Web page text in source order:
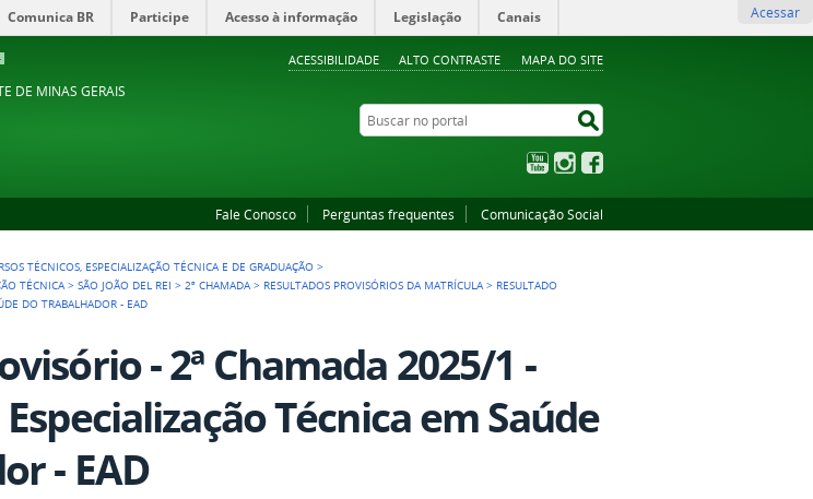
ACESSIBILIDADE ALTO CONTRASTE MAPA DO SITE
Comunica BR Participe Acesso à informação Legislação Canais Acessar
DE MINAS GERAIS
Buscar no portal
YouTubeInstagram
Fale Conosco Perguntas frequentes Comunicação Social
TÉCNICOS, ESPECIALIZAÇÃO TÉCNICA E DE GRADUAÇÃO >
TÉCNICA >SÃO JOÃO DEL REI >2ª CHAMADA > RESULTADOS PROVISÓRIOS DA MATRÍCULA > RESULTADO
DO TRABALHADOR - EAD
- 2ª Chamada 2025/1 -
Técnica em Saúde
- EAD